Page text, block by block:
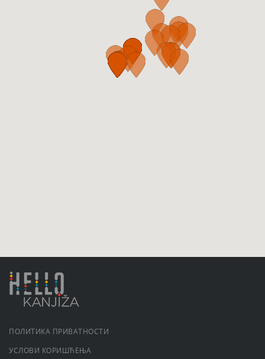
ПОЛИТИКА ПРИВАТНОСТИ
УСЛОВИ КОРИШЋЕЊА